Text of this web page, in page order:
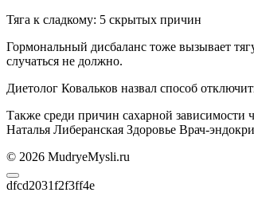
Тяга к сладкому: 5 скрытых причин
Гормональный дисбаланс тоже вызывает
случаться не должно.
Диетолог Ковальков назвал способ
Также среди причин сахарной
Наталья Либеранская Здоровье Врач-
© 2026 MudryeMysli.ru
dfcd2031f2f3ff4e